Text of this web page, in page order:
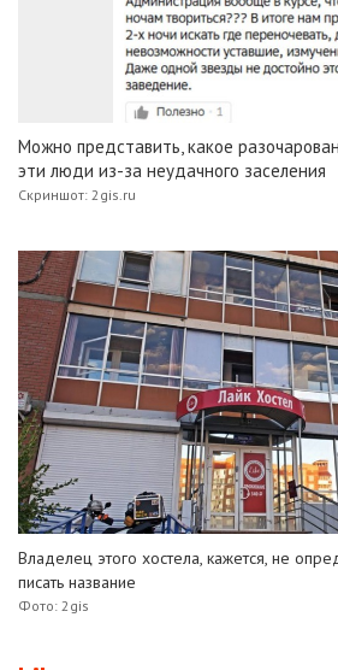
Можно представить, какое
эти люди из-за неудачного заселения
Скриншот: 2gis.ru
Владелец этого хостела, кажется, не
писать название
Фото: 2gis